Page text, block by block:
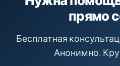
прямо
Бесплатная
Анонимно.